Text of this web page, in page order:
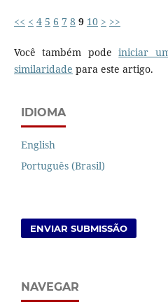
<< < 4 5 6 7 8 9 10 > >>
Você também podeiniciar
similaridade para este artigo.
IDIOMA
English
Português (Brasil)
ENVIAR SUBMISSÃO
NAVEGAR